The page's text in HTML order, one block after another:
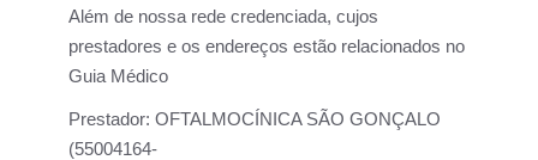
Além de nossa rede credenciada, cujos
prestadores e os endereços estão relacionados no
Guia Médico
Prestador: OFTALMOCÍNICA SÃO GONÇALO
(55004164-